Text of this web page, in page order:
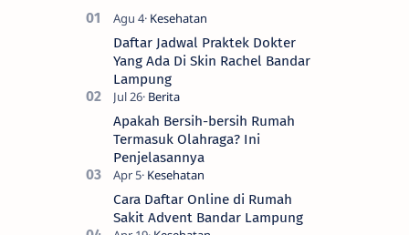
Daftar Jadwal Praktek Dokter
Yang Ada Di Skin Rachel Bandar
Lampung
Apakah Bersih-bersih Rumah
Termasuk Olahraga? Ini
Penjelasannya
Cara Daftar Online di Rumah
Sakit Advent Bandar Lampung